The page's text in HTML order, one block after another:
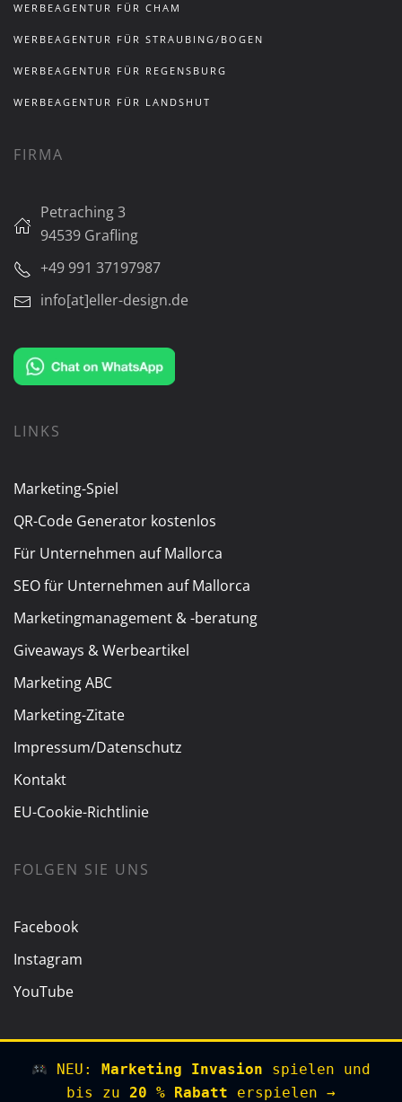
WERBEAGENTUR FÜR CHAM
WERBEAGENTUR FÜR STRAUBING/BOGEN
WERBEAGENTUR FÜR REGENSBURG
WERBEAGENTUR FÜR LANDSHUT
FIRMA
Petraching 3
94539 Grafling
+49 991 37197987
info[at]eller-design.de
LINKS
Marketing-Spiel
QR-Code Generator kostenlos
Für Unternehmen auf Mallorca
SEO für Unternehmen auf Mallorca
Marketingmanagement & -beratung
Giveaways & Werbeartikel
Marketing ABC
Marketing-Zitate
Impressum/Datenschutz
Kontakt
EU-Cookie-Richtlinie
FOLGEN SIE UNS
Facebook
Instagram
YouTube
NEU:Marketing Invasion spielen und
bis zu 20 % Rabatt erspielen →